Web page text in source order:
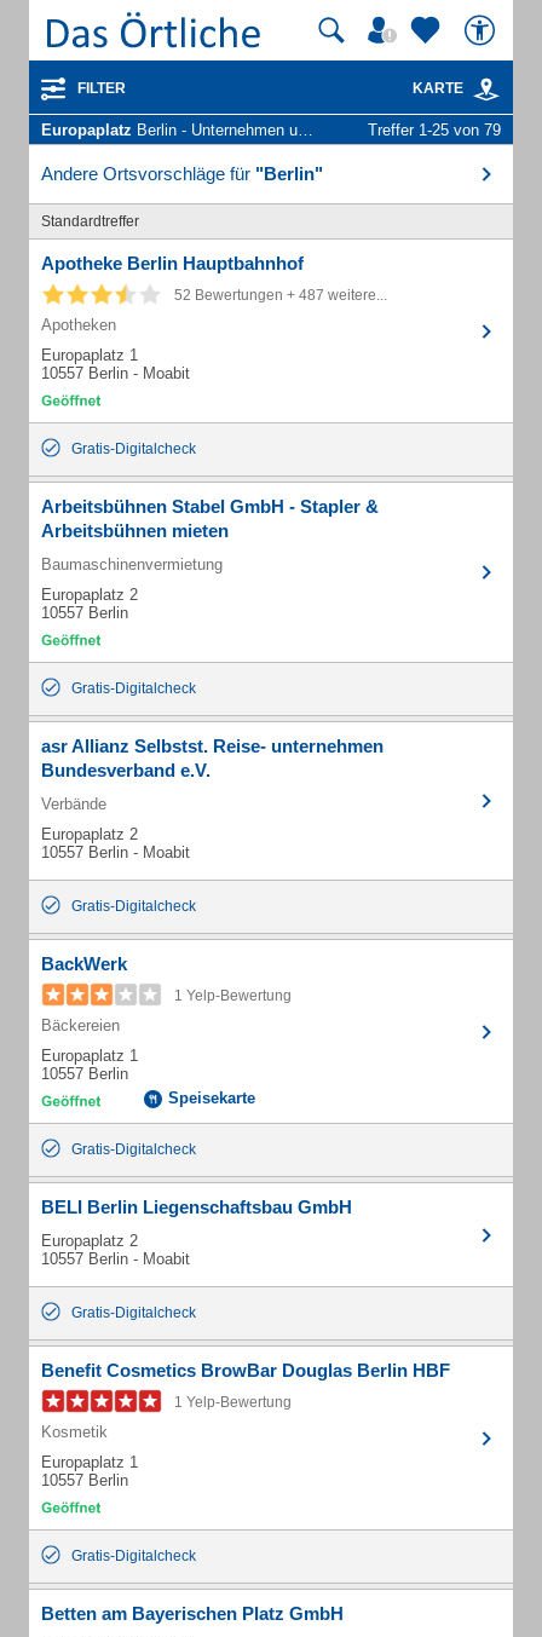
FILTER KARTE
Europaplatz Berlin - Unternehmen und Personen Treffer 1-25 von 79
Andere Ortsvorschläge für "Berlin"
Standardtreffer
Apotheke Berlin Hauptbahnhof
52 Bewertungen + 487 weitere...
Apotheken
Europaplatz 1
10557 Berlin - Moabit
Gratis-Digitalcheck
Arbeitsbühnen Stabel GmbH - Stapler &
Arbeitsbühnen mieten
Baumaschinenvermietung
Europaplatz 2
10557 Berlin
Gratis-Digitalcheck
asr Allianz Selbstst. Reise- unternehmen
Bundesverband e.V.
Verbände
Europaplatz 2
10557 Berlin - Moabit
Gratis-Digitalcheck
BackWerk
1 Yelp-Bewertung
Bäckereien
Europaplatz 1
10557 Berlin
Speisekarte
Gratis-Digitalcheck
BELI Berlin Liegenschaftsbau GmbH
Europaplatz 2
10557 Berlin - Moabit
Gratis-Digitalcheck
Benefit Cosmetics BrowBar Douglas Berlin HBF
1 Yelp-Bewertung
Kosmetik
Europaplatz 1
10557 Berlin
Gratis-Digitalcheck
Betten am Bayerischen Platz GmbH